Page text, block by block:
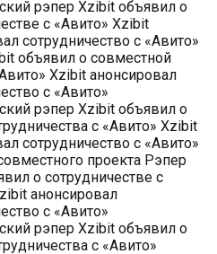
рэпер Xzibit объявил о
с «Авито» Xzibit
сотрудничество с «Авито»
объявил о совместной
Xzibit анонсировал
с «Авито»
рэпер Xzibit объявил о
с «Авито» Xzibit
сотрудничество с «Авито»
проекта Рэпер
о сотрудничестве с
анонсировал
с «Авито»
рэпер Xzibit объявил о
с «Авито»